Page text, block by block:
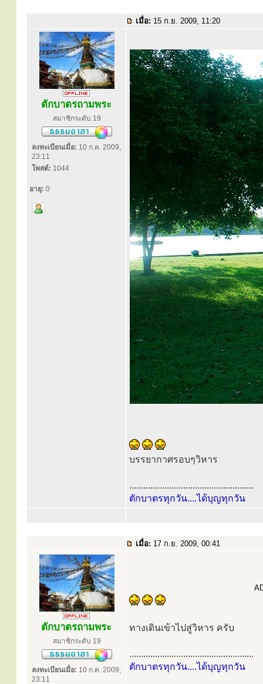
เมื่อ: 15 ก.ย. 2009, 11:20
ตักบาตรถามพระ
สมาชิกระดับ 19
ลงทะเบียนเมื่อ: 10 ก.ค. 2009,
23:11
โพสต์: 1044
อายุ: 0
บรรยากาศรอบๆวิหาร
.....................................................
ตักบาตรทุกวัน....ได้บุญทุกวัน
เมื่อ: 17 ก.ย. 2009, 00:41
ตักบาตรถามพระ
สมาชิกระดับ 19
ลงทะเบียนเมื่อ: 10 ก.ค. 2009,
23:11
ทางเดินเข้าไปสู่วิหาร ครับ
.....................................................
ตักบาตรทุกวัน....ได้บุญทุกวัน